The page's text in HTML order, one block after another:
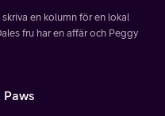
en kolumn för en lokal
fru har en affär och Peggy
Paws